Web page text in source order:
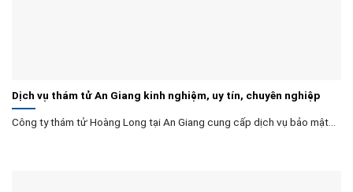
Dịch vụ thám tử An Giang kinh nghiệm, uy tín, chuyên nghiệp
Công ty thám tử Hoàng Long tại An Giang cung cấp dịch vụ bảo mật...